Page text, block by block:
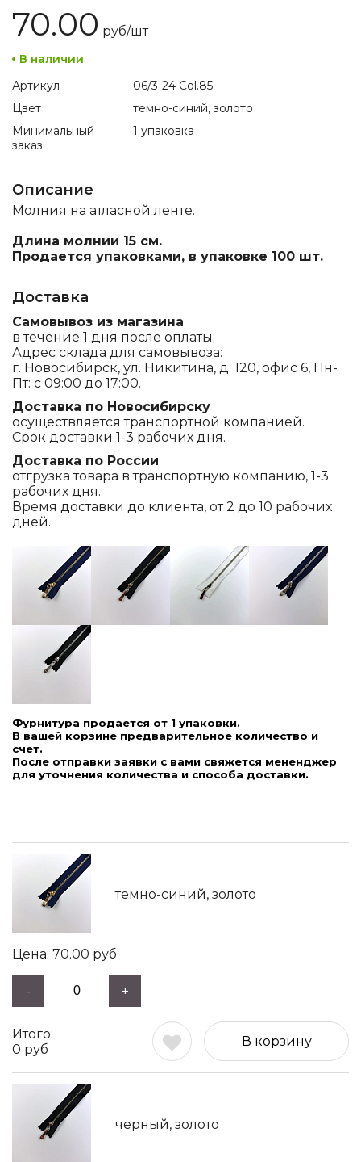
70.00 руб/шт
В наличии
Артикул
06/3-24 Col.85
Цвет
темно-синий, золото
Минимальный
заказ
1 упаковка
Описание
Молния на атласной ленте.
Длина молнии 15 см.
Продается упаковками, в упаковке 100 шт.
Доставка
Самовывоз из магазина
в течение 1 дня после оплаты;
Адрес склада для самовывоза:
г. Новосибирск, ул. Никитина, д. 120, офис 6, Пн-
Пт: с 09:00 до 17:00.
Доставка по Новосибирску
осуществляется транспортной компанией.
Срок доставки 1-3 рабочих дня.
Доставка по России
отгрузка товара в транспортную компанию, 1-3
рабочих дня.
Время доставки до клиента, от 2 до 10 рабочих
дней.
Фурнитура продается от 1 упаковки.
В вашей корзине предварительное количество и
счет.
После отправки заявки с вами свяжется мененджер
для уточнения количества и способа доставки.
темно-синий, золото
70.00 руб
- +
0 руб
В корзину
черный, золото